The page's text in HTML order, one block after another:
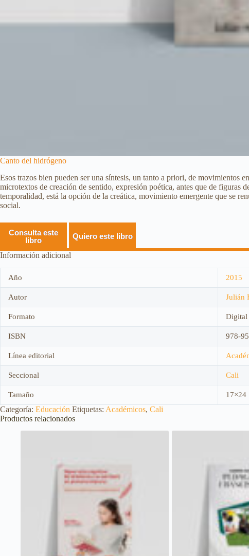
Canto del hidrógeno
Esos trazos bien pueden ser una síntesis, un tanto a priori, de movimientos
microtextos de creación de sentido, expresión poética, antes que de figuras
temporalidad, está la opción de la creática, movimiento emergente que se
social.
Consulta este
libro
Quiero este libro
Información adicional
Año 2015
Autor Julián
Formato Digital
ISBN 978-
Línea editorial
Seccional Cali
Tamaño 17×24
Categoría: Educación Etiquetas: Académicos, Cali
Productos relacionados